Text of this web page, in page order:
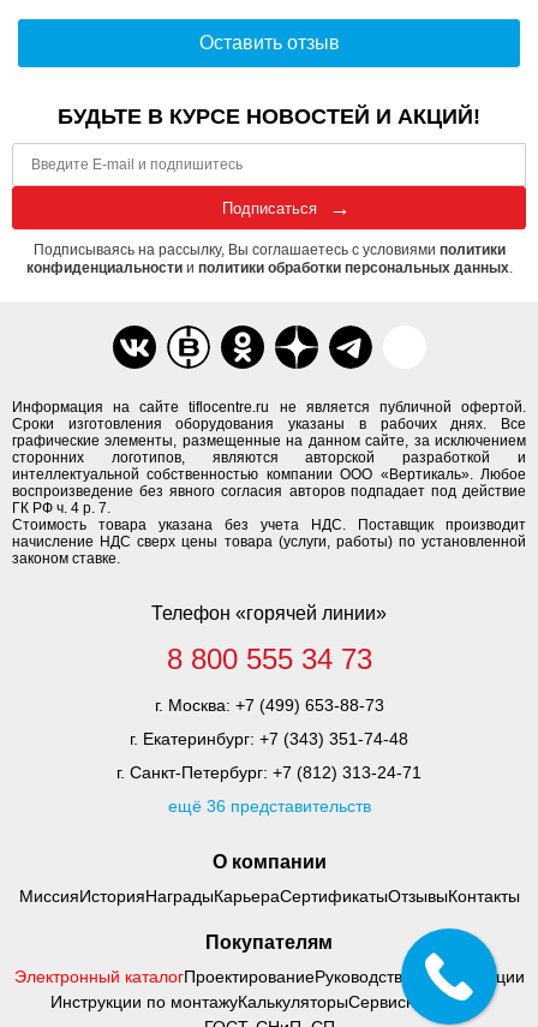
Оставить отзыв
О компании
МиссияИсторияНаградыКарьераСертификатыОтзывыКонтакты
Информация на сайте tiflocentre.ru не является публичной офертой.
Сроки изготовления оборудования указаны в рабочих днях. Все
графические элементы, размещенные на данном сайте, за исключением
сторонних логотипов, являются авторской разработкой и
интеллектуальной собственностью компании ООО «Вертикаль». Любое
воспроизведение без явного согласия авторов подпадает под действие
ГК РФ ч. 4 р. 7.
Стоимость товара указана без учета НДС. Поставщик производит
начисление НДС сверх цены товара (услуги, работы) по установленной
законом ставке.
Покупателям
Электронный каталогПроектированиеРуководства по адаптации
Инструкции по монтажуКалькуляторыСервисный центр
Телефон «горячей линии»
8 800 555 34 73
г. Москва: +7 (499) 653-88-73
г. Екатеринбург: +7 (343) 351-74-48
г. Санкт-Петербург: +7 (812) 313-24-71
ещё 36 представительств
БУДЬТЕ В КУРСЕ НОВОСТЕЙ И АКЦИЙ!
Подписаться
Подписываясь на рассылку, Вы соглашаетесь с условиями политики
конфиденциальностии политики обработки персональных данных.